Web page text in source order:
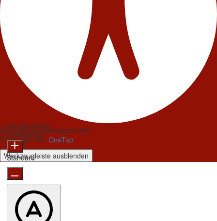
Barrierefreiheitsanpassungen
Präsentiert von OneTap
Werkzeugleiste ausblenden
Inhaltsmodule
Schriftgröße
Standard